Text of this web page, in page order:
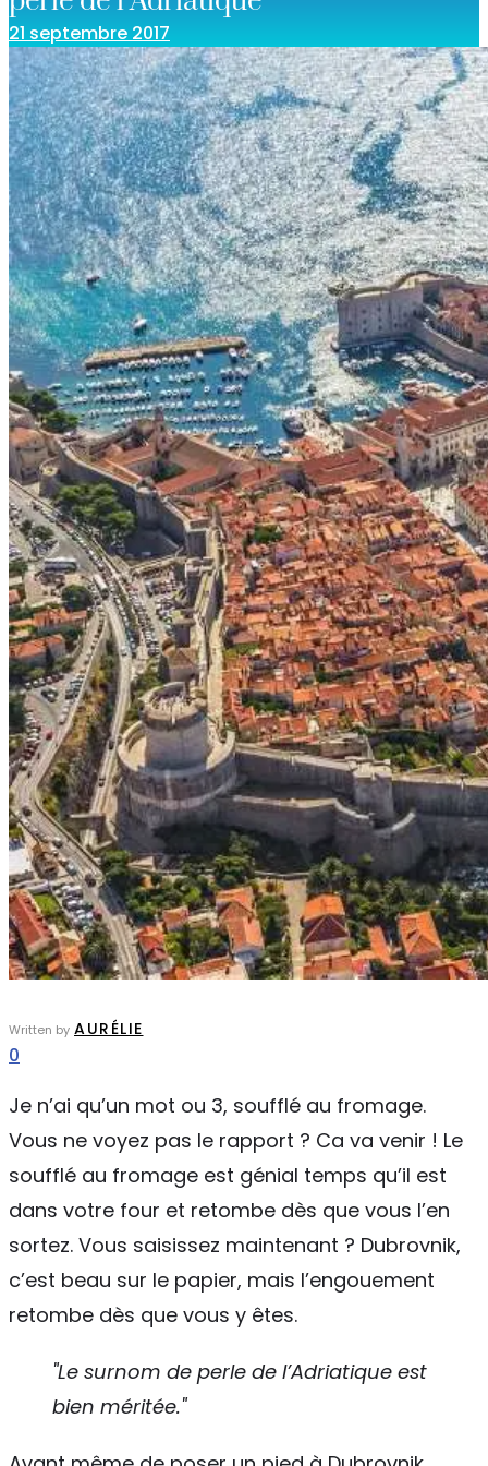
21 septembre 2017
Written by AURÉLIE
0
Je n’ai qu’un mot ou 3, soufflé au fromage.
Vous ne voyez pas le rapport ? Ca va venir ! Le
soufflé au fromage est génial temps qu’il est
dans votre four et retombe dès que vous l’en
sortez. Vous saisissez maintenant ? Dubrovnik,
c’est beau sur le papier, mais l’engouement
retombe dès que vous y êtes.
"Le surnom de perle de l’Adriatique est
bien méritée."